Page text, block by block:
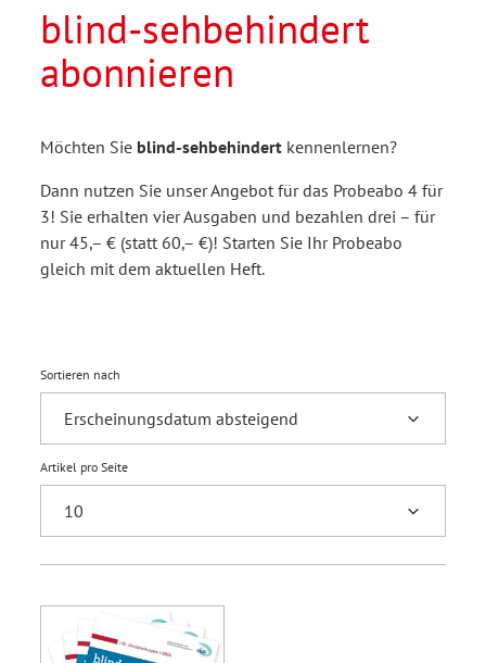
blind-sehbehindert
abonnieren
Möchten Sie blind-sehbehindert kennenlernen?
Dann nutzen Sie unser Angebot für das Probeabo 4 für
3! Sie erhalten vier Ausgaben und bezahlen drei – für
nur 45,– € (statt 60,– €)! Starten Sie Ihr Probeabo
gleich mit dem aktuellen Heft.
Sortieren nach
Artikel pro Seite